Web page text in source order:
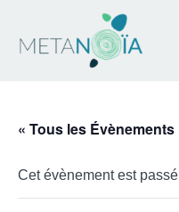
Aller
« Tous les Évènements
Cet évènement est passé